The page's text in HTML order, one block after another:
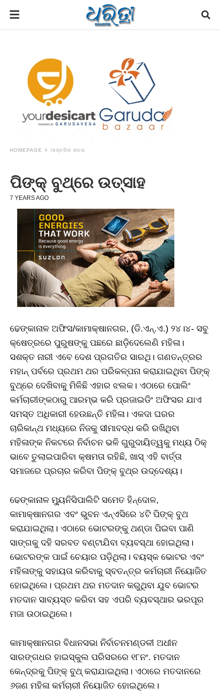
HOMEPAGE ଆଞ୍ଚଳିକ ଖବର
ପିଙ୍କ୍‌ ବୁଥ୍‌ରେ ଉତ୍ସାହ
7 YEARS AGO
ଢେଙ୍କାନାଳ ଅଫିସ/କାମାକ୍ଷାନଗର, (ଡି.ଏନ୍‌.ଏ.) ୨୪।୪- ସବୁ
କ୍ଷେତ୍ରରେ ପୁରୁଷଙ୍କୁ ପଛରେ ଛାଡ଼ିଦେଲେଣି ମହିଳା।
ସଶକ୍ତ ନାରୀ ଏବେ ଦେଶ ପ୍ରଗତିର ସାରଥି। ଗଣତନ୍ତ୍ରର
ମହାନ୍‌ ପର୍ବରେ ପ୍ରଥମ ଥର ପରିକଳ୍ପନା କରାଯାଇଥିବା ପିଙ୍କ୍‌
ବୁଥ୍‌ରେ ଦେଖିବାକୁ ମିଳିଛି ଏହାର ଝଲକ। ଏଠାରେ ପୋଲିଂ
କର୍ମଚାରୀଙ୍କଠାରୁ ଆରମ୍ଭ କରି ପ୍ରଜାଇଡିଂ ଅଫିସର ଯାଏ
ସମସ୍ତ ଅଧିକାରୀ ହେଉଛନ୍ତି ମହିଳା। ଏକଦା ଘରର
ଚାରିକାନ୍ଥ ମଧ୍ୟରେ ନିଜକୁ ସୀମାବଦ୍ଧ କରି ରଖିଥିବା
ମହିଳାଙ୍କ ନିକଟରେ ନିର୍ବାଚନ ଭଳି ଗୁରୁଦାୟିତ୍ୱକୁ ମଧ୍ୟ ଠିକ୍‌
ଭାବେ ତୁଲାଇପାରିବା କ୍ଷମତା ରହିଛି, ଖାସ୍‌ ଏହି ବାର୍ତ୍ତା
ସମାଜରେ ପ୍ରଚାର କରିବା ପିଙ୍କ୍‌ ବୁଥ୍‌ର ଉଦ୍ଦେଶ୍ୟ।
ଢେଙ୍କାନାଳ ମ୍ୟୁନିସିପାଲିଟି ସମେତ ହିନ୍ଦୋଳ,
କାମାକ୍ଷାନଗର ଏବଂ ଭୁବନ ଏନ୍‌ଏସିରେ ୪ଟି ପିଙ୍କ୍‌ ବୁଥ
କରାଯାଇଥିଲା। ଏଠାରେ ଭୋଟରଙ୍କୁ ଥଣ୍ଡା ପିଇବା ପାଣି
ସାଙ୍ଗକୁ ଦହି ସରବତ ବଣ୍ଟାଯିବା ବ୍ୟବସ୍ଥା ହୋଇଥିଲା।
ଭୋଟରଙ୍କ ପାଇଁ ଚେୟାର ପଡ଼ିଥିଲା। ବୟସ୍କ ଭୋଟର ଏବଂ
ମହିଳାଙ୍କୁ ସହାୟତା କରିବାକୁ ସ୍ବତନ୍ତ୍ର କର୍ମଚାରୀ ନିୟୋଜିତ
ହୋଇଥିଲେ। ପ୍ରଥମ ଥର ମତଦାନ କରୁଥିବା ଯୁବ ଭୋଟର
ମତଦାନ ସାବ୍ୟସ୍ତ କରିବା ସହ ଏପରି ବ୍ୟବସ୍ଥାର ଭରପୂର
ମଜା ଉଠାଇଥିଲେ।
କାମାକ୍ଷାନଗର ବିଧାନସଭା ନିର୍ବାଚନମଣ୍ଡଳୀ ଅଧୀନ
ସାରଙ୍ଗଧର ହାଇସ୍କୁଲ ପରିସରରେ ୧୮ନଂ. ମତଦାନ
କେନ୍ଦ୍ରକୁ ପିଙ୍କ୍‌ ବୁଥ୍‌ କରାଯାଇଥିଲା। ଏଠାରେ ମତଦାନରେ
୬ଜଣ ମହିଳା କର୍ମଚାରୀ ନିୟୋଜିତ ହୋଇଥିଲେ।